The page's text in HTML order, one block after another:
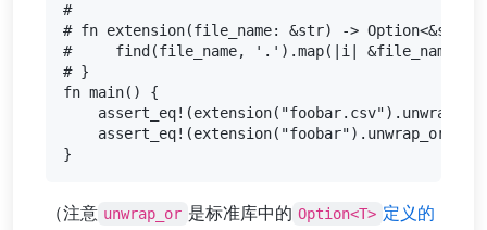
#
# fn extension(file_name: &str) -> Option<&str>
#     find(file_name, '.').map(|i|
# }
fn main() {
（注意 unwrap_or 是标准库中的 Option<T> 定义的